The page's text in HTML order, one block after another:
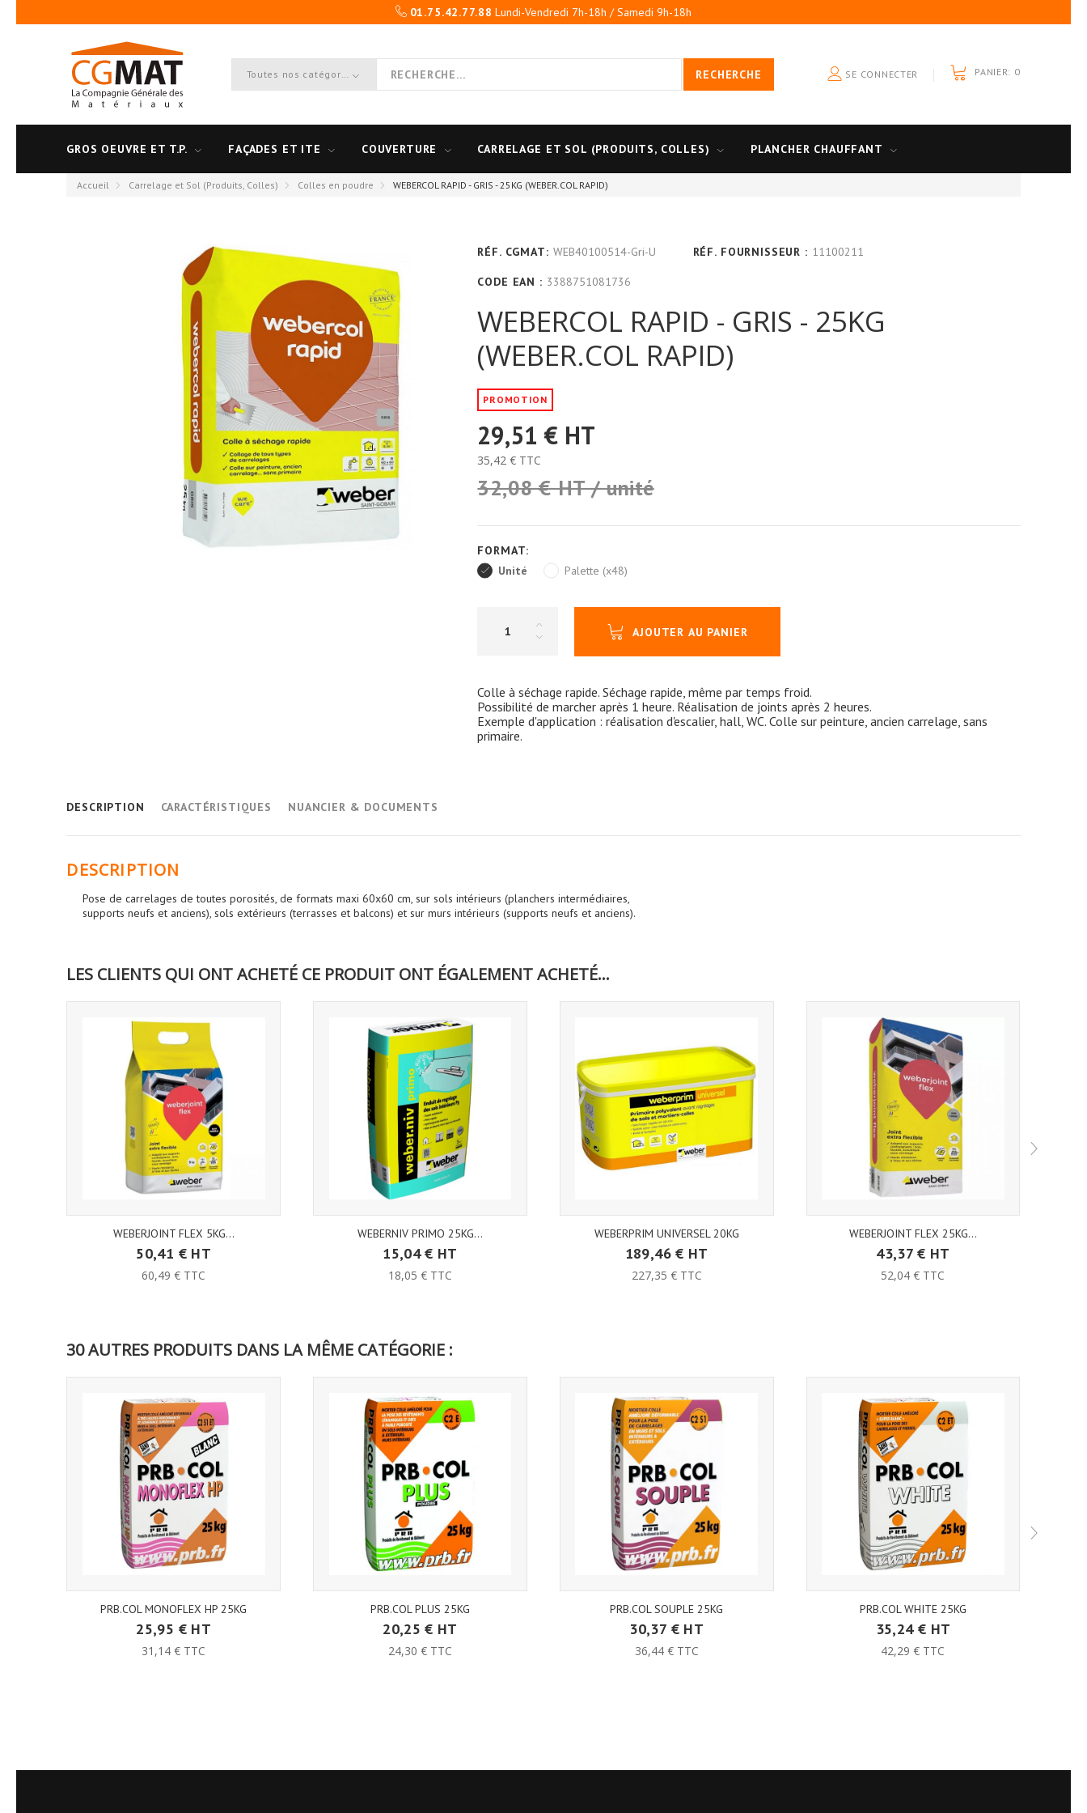
01.75.42.77.88 Lundi-Vendredi 7h-18h / Samedi 9h-18h
Toutes nos catégories RECHERCHE SE CONNECTER PANIER: 0
GROS OEUVRE ET T.P. FAÇADES ET ITE COUVERTURE CARRELAGE ET SOL (PRODUITS, COLLES) PLANCHER CHAUFFANT
Accueil Carrelage et Sol (Produits, Colles) Colles en poudre WEBERCOL RAPID - GRIS - 25KG (WEBER.COL RAPID)
RÉF. CGMAT: WEB40100514-Gri-U RÉF. FOURNISSEUR : 11100211
CODE EAN : 3388751081736
WEBERCOL RAPID - GRIS - 25KG
(WEBER.COL RAPID)
PROMOTION
29,51 € HT
35,42 € TTC
32,08 € HT / unité
FORMAT:
Unité
Palette (x48)
AJOUTER AU PANIER
Colle à séchage rapide. Séchage rapide, même par temps froid.
Possibilité de marcher après 1 heure. Réalisation de joints après 2 heures.
Exemple d'application : réalisation d'escalier, hall, WC. Colle sur peinture, ancien carrelage, sans
primaire.
DESCRIPTION CARACTÉRISTIQUES NUANCIER & DOCUMENTS
DESCRIPTION
Pose de carrelages de toutes porosités, de formats maxi 60x60 cm, sur sols intérieurs (planchers intermédiaires,
supports neufs et anciens), sols extérieurs (terrasses et balcons) et sur murs intérieurs (supports neufs et anciens).
LES CLIENTS QUI ONT ACHETÉ CE PRODUIT ONT ÉGALEMENT ACHETÉ...
WEBERJOINT FLEX 5KG...
50,41 € HT
60,49 € TTC
WEBERNIV PRIMO 25KG...
15,04 € HT
18,05 € TTC
WEBERPRIM UNIVERSEL 20KG
189,46 € HT
227,35 € TTC
WEBERJOINT FLEX 25KG...
43,37 € HT
52,04 € TTC
30 AUTRES PRODUITS DANS LA MÊME CATÉGORIE :
PRB.COL MONOFLEX HP 25KG
25,95 € HT
31,14 € TTC
PRB.COL PLUS 25KG
20,25 € HT
24,30 € TTC
PRB.COL SOUPLE 25KG
30,37 € HT
36,44 € TTC
PRB.COL WHITE 25KG
35,24 € HT
42,29 € TTC